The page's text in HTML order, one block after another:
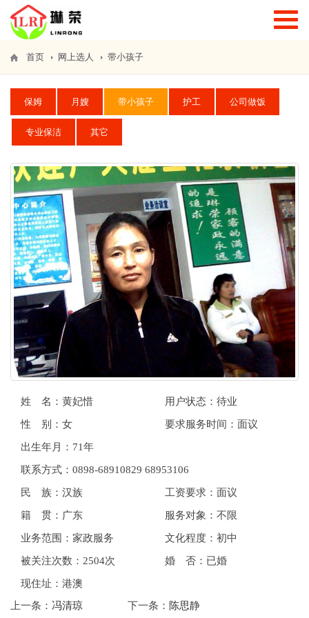
T
o
t
i
o
n
首页 网上选人 带小孩子
保姆 月嫂 带小孩子 护工 公司做饭
专业保洁 其它
姓 名：黄妃惜 用户状态：待业
性 别：女 要求服务时间：面议
出生年月：71年
联系方式：0898-68910829 68953106
民 族：汉族 工资要求：面议
籍 贯：广东 服务对象：不限
业务范围：家政服务 文化程度：初中
被关注次数：2504次 婚 否：已婚
现住址：港澳
上一条： 冯清琼 下一条： 陈思静